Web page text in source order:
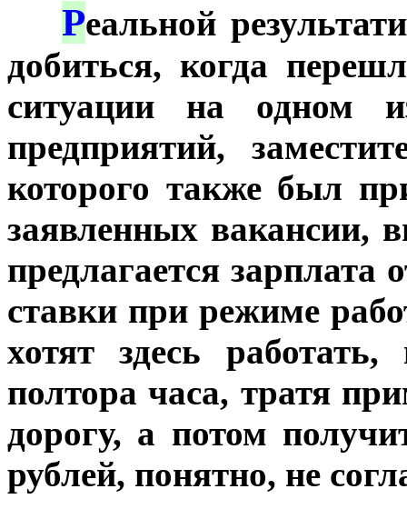
Реальной
добиться, когда
ситуации на одном
предприятий,
которого также был
заявленных вакансии,
предлагается зарплата
ставки при режиме
хотят здесь
полтора часа, тратя
дорогу, а потом
рублей, понятно, не